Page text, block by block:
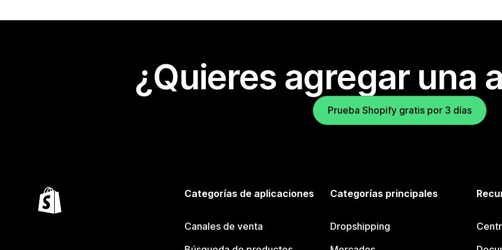
¿Quieres agregar una
Prueba Shopify gratis por 3 días
Categorías de aplicaciones
Canales de venta
Categorías principales
Dropshipping